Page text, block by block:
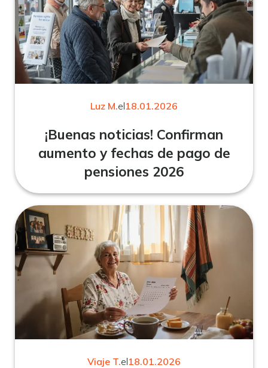
Luz M.el18.01.2026
¡Buenas noticias! Confirman
aumento y fechas de pago de
pensiones 2026
Viaje T.el18.01.2026